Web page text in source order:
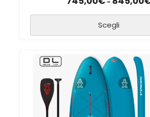
Scegli